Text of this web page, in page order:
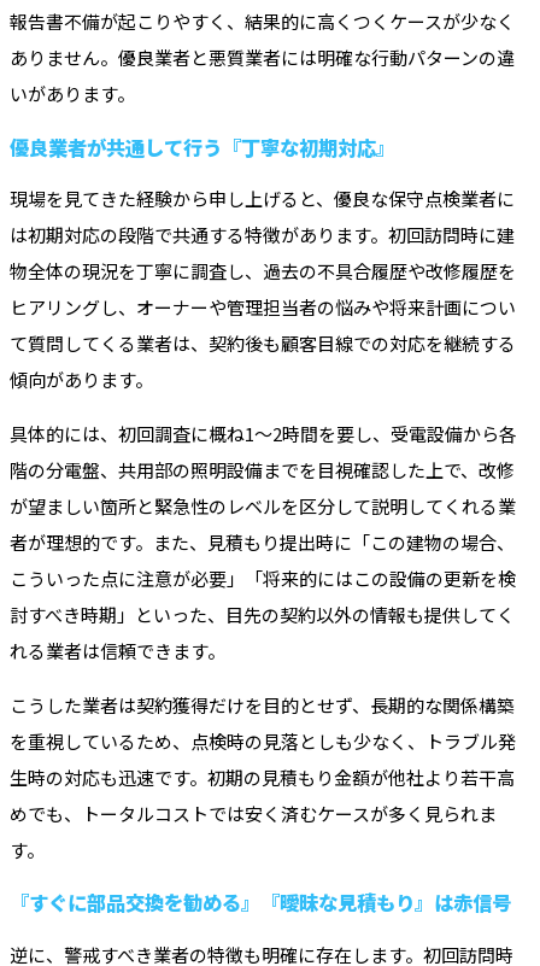
報告書不備が起こりやすく、結果的に高くつくケースが少なく
ありません。優良業者と悪質業者には明確な行動パターンの違
いがあります。
優良業者が共通して行う『丁寧な初期対応』
現場を見てきた経験から申し上げると、優良な保守点検業者に
は初期対応の段階で共通する特徴があります。初回訪問時に建
物全体の現況を丁寧に調査し、過去の不具合履歴や改修履歴を
ヒアリングし、オーナーや管理担当者の悩みや将来計画につい
て質問してくる業者は、契約後も顧客目線での対応を継続する
傾向があります。
具体的には、初回調査に概ね1〜2時間を要し、受電設備から各
階の分電盤、共用部の照明設備までを目視確認した上で、改修
が望ましい箇所と緊急性のレベルを区分して説明してくれる業
者が理想的です。また、見積もり提出時に「この建物の場合、
こういった点に注意が必要」「将来的にはこの設備の更新を検
討すべき時期」といった、目先の契約以外の情報も提供してく
れる業者は信頼できます。
こうした業者は契約獲得だけを目的とせず、長期的な関係構築
を重視しているため、点検時の見落としも少なく、トラブル発
生時の対応も迅速です。初期の見積もり金額が他社より若干高
めでも、トータルコストでは安く済むケースが多く見られま
す。
『すぐに部品交換を勧める』『曖昧な見積もり』は赤信号
逆に、警戒すべき業者の特徴も明確に存在します。初回訪問時